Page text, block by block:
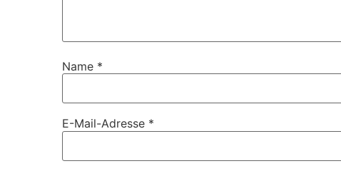
Name *
E-Mail-Adresse *